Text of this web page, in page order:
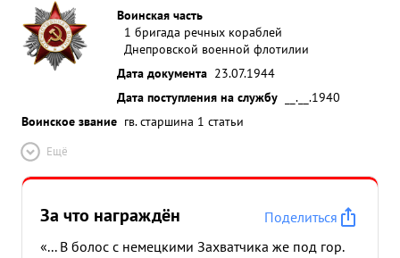
Воинская часть
1 бригада речных кораблей
Днепровской военной флотилии
Дата документа 23.07.1944
Дата поступления на службу
__.__.1940
Воинское звание гв. старшина 1 статьи
Ещё
За что награждён
Поделиться
«... В болос с немецкими Захватчика же под гор.